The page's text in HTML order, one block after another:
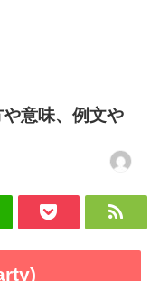
や意味、例文や